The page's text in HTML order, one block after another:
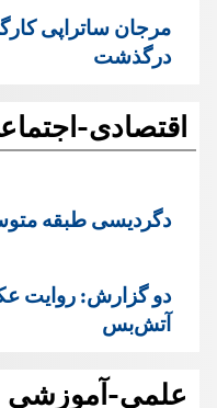
مرجان ساتراپی
درگذشت
اقتصادی-
دگردیسی طبقه
دو گزارش: روایت
آتش‌بس
علمی-آموزشی